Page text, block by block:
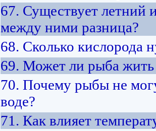
67. Существует летний
между ними разница?
68. Сколько кислорода
69. Может ли рыба жить
70. Почему рыбы не
воде?
71. Как влияет